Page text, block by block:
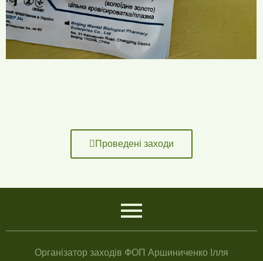
Проведені заходи
Організатор заходів ФОП Аршиниченко Ілля